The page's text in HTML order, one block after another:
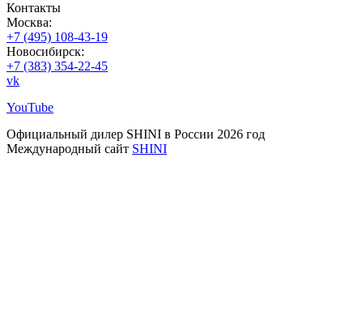
Контакты
Москва:
+7 (495) 108-43-19
Новосибирск:
+7 (383) 354-22-45
vk
YouTube
Официальный дилер SHINI в России 2026 год
Международный сайт SHINI